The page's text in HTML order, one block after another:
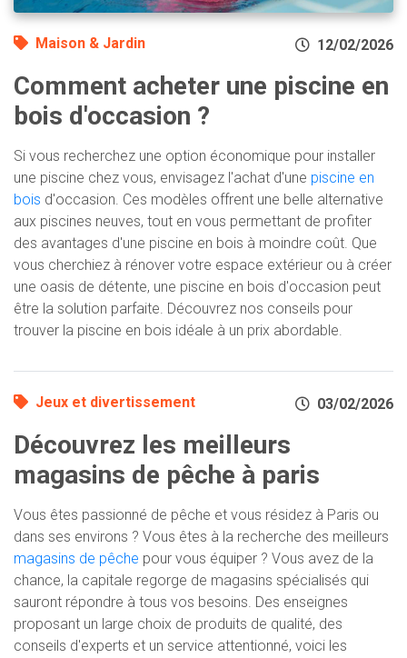
Maison & Jardin 12/02/2026
Comment acheter une piscine en
bois d'occasion ?
Si vous recherchez une option économique pour installer
une piscine chez vous, envisagez l'achat d'une piscine en
bois d'occasion. Ces modèles offrent une belle alternative
aux piscines neuves, tout en vous permettant de profiter
des avantages d'une piscine en bois à moindre coût. Que
vous cherchiez à rénover votre espace extérieur ou à créer
une oasis de détente, une piscine en bois d'occasion peut
être la solution parfaite. Découvrez nos conseils pour
trouver la piscine en bois idéale à un prix abordable.
Jeux et divertissement 03/02/2026
Découvrez les meilleurs
magasins de pêche à paris
Vous êtes passionné de pêche et vous résidez à Paris ou
dans ses environs ? Vous êtes à la recherche des meilleurs
magasins de pêche pour vous équiper ? Vous avez de la
chance, la capitale regorge de magasins spécialisés qui
sauront répondre à tous vos besoins. Des enseignes
proposant un large choix de produits de qualité, des
conseils d'experts et un service attentionné, voici les